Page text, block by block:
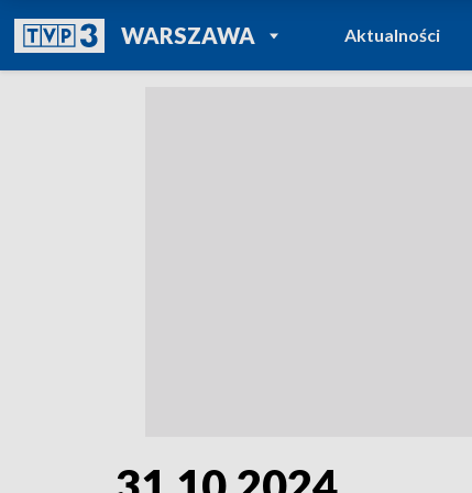
WARSZAWAPOWRÓT DO
TVP REGIONY
Aktualności